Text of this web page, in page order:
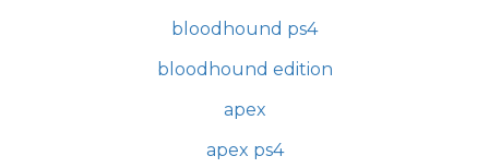
bloodhound ps4
bloodhound edition
apex
apex ps4